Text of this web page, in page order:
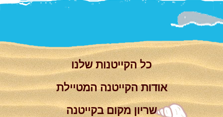
כל הקייטנות שלנו
אודות הקייטנה המטיילת
שריון מקום בקייטנה